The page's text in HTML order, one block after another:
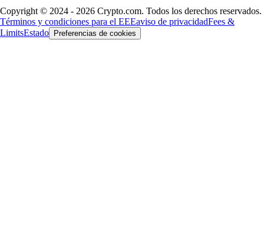
Copyright © 2024 - 2026 Crypto.com. Todos los derechos reservados.
Términos y condiciones para el EEEaviso de privacidadFees &
LimitsEstado Preferencias de cookies